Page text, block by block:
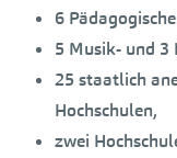
6
5 Musik- und 3
25 staatlich
Hochschulen,
zwei